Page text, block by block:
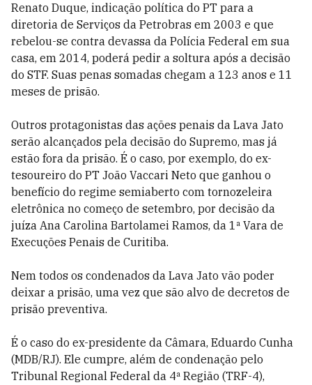
Renato Duque, indicação política do PT para a
diretoria de Serviços da Petrobras em 2003 e que
rebelou-se contra devassa da Polícia Federal em sua
casa, em 2014, poderá pedir a soltura após a decisão
do STF. Suas penas somadas chegam a 123 anos e 11
meses de prisão.
Outros protagonistas das ações penais da Lava Jato
serão alcançados pela decisão do Supremo, mas já
estão fora da prisão. É o caso, por exemplo, do ex-
tesoureiro do PT João Vaccari Neto que ganhou o
benefício do regime semiaberto com tornozeleira
eletrônica no começo de setembro, por decisão da
juíza Ana Carolina Bartolamei Ramos, da 1ª Vara de
Execuções Penais de Curitiba.
Nem todos os condenados da Lava Jato vão poder
deixar a prisão, uma vez que são alvo de decretos de
prisão preventiva.
É o caso do ex-presidente da Câmara, Eduardo Cunha
(MDB/RJ). Ele cumpre, além de condenação pelo
Tribunal Regional Federal da 4ª Região (TRF-4),